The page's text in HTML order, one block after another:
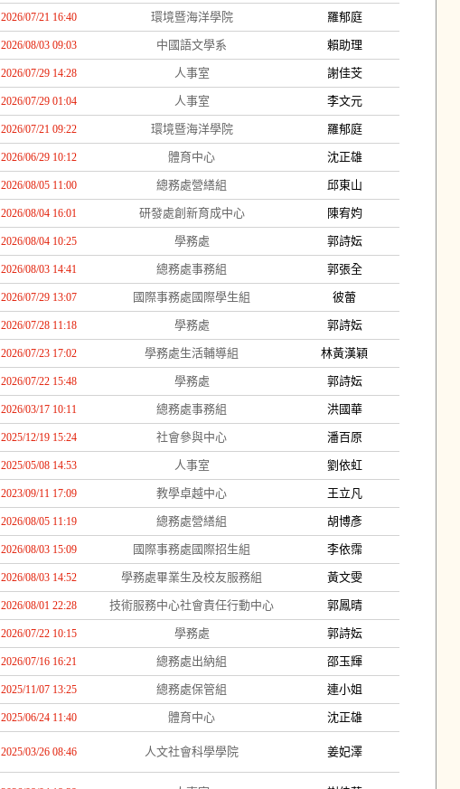
2026/07/21 16:40 環境暨海洋學院 羅郁庭
2026/08/03 09:03 中國語文學系 賴助理
2026/07/29 14:28 人事室 謝佳芠
2026/07/29 01:04 人事室 李文元
2026/07/21 09:22 環境暨海洋學院 羅郁庭
2026/06/29 10:12 體育中心 沈正雄
2026/08/05 11:00 總務處營繕組 邱東山
2026/08/04 16:01 研發處創新育成中心 陳宥㚬
2026/08/04 10:25 學務處 郭詩妘
2026/08/03 14:41 總務處事務組 郭張全
2026/07/29 13:07 國際事務處國際學生組 彼蕾
2026/07/28 11:18 學務處 郭詩妘
2026/07/23 17:02 學務處生活輔導組 林黃漢穎
2026/07/22 15:48 學務處 郭詩妘
2026/03/17 10:11 總務處事務組 洪國華
2025/12/19 15:24 社會參與中心 潘百原
2025/05/08 14:53 人事室 劉依虹
2023/09/11 17:09 教學卓越中心 王立凡
2026/08/05 11:19 總務處營繕組 胡博彥
2026/08/03 15:09 國際事務處國際招生組 李依霈
2026/08/03 14:52 學務處畢業生及校友服務組 黃文雯
2026/08/01 22:28 技術服務中心社會責任行動中心 郭鳳晴
2026/07/22 10:15 學務處 郭詩妘
2026/07/16 16:21 總務處出納組 邵玉輝
2025/11/07 13:25 總務處保管組 連小姐
2025/06/24 11:40 體育中心 沈正雄
2025/03/26 08:46 人文社會科學學院 姜妃澤